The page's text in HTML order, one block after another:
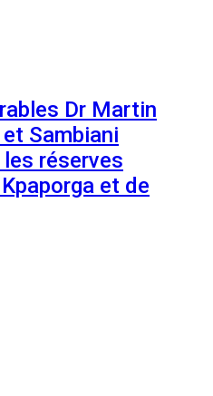
Dr Martin
Sambiani
réserves
et de